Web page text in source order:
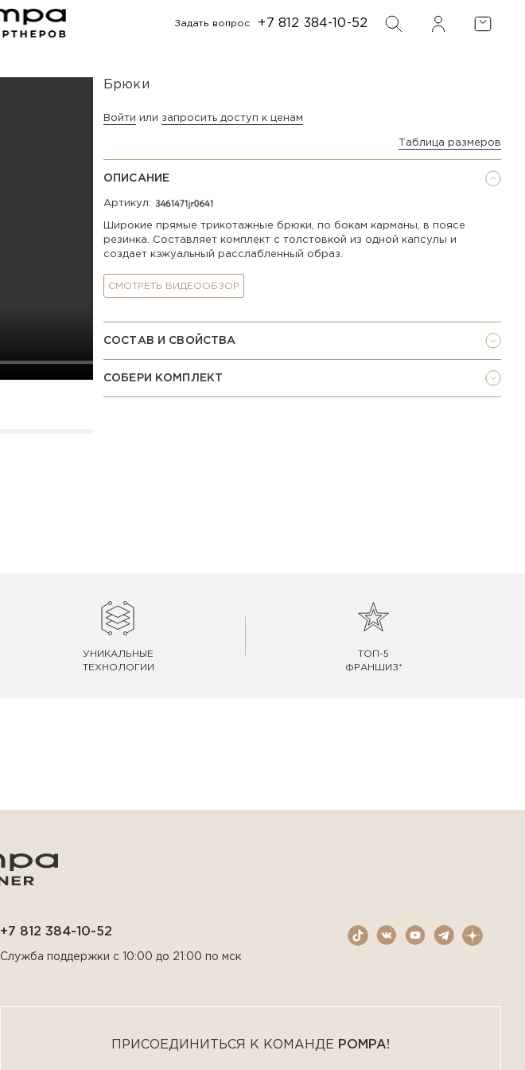
Задать вопрос +7 812 384-10-52 ФИЛЬТР
ПОИСК
Брюки
Войти или запросить доступ к ценам
Таблица размеров
ОПИСАНИЕ
Артикул:
Широкие прямые трикотажные брюки, по бокам карманы, в поясе
резинка. Составляет комплект с толстовкой из одной капсулы и
создает кэжуальный расслабленный образ.
СМОТРЕТЬ ВИДЕООБЗОР
СОСТАВ И СВОЙСТВА
СОБЕРИ КОМПЛЕКТ
УНИКАЛЬНЫЕ
ТЕХНОЛОГИИ
ТОП-5
ФРАНШИЗ*
ПРИСОЕДИНИТЬСЯ К КОМАНДЕ POMPA!
+7 812 384-10-52
Служба поддержки с 10:00 до 21:00 по мск